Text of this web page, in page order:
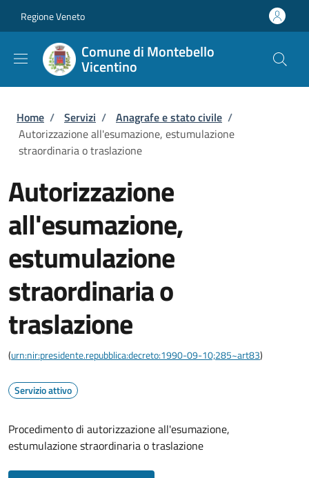
Regione Veneto
Comune di Montebello
Vicentino
Briciole di pane
Home / Servizi / Anagrafe e stato civile /
Autorizzazione all'esumazione, estumulazione
straordinaria o traslazione
Autorizzazione
all'esumazione,
estumulazione
straordinaria o
traslazione
(urn:nir:presidente.repubblica:decreto:1990-09-10;285~art83)
Servizio attivo
Procedimento di autorizzazione all'esumazione,
estumulazione straordinaria o traslazione